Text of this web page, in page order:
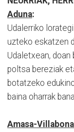
Aduna:
Udalerriko
uzteko eskatzen
Udaletxean,
poltsa bereziak
botatzeko
baina oharrak
Amasa-